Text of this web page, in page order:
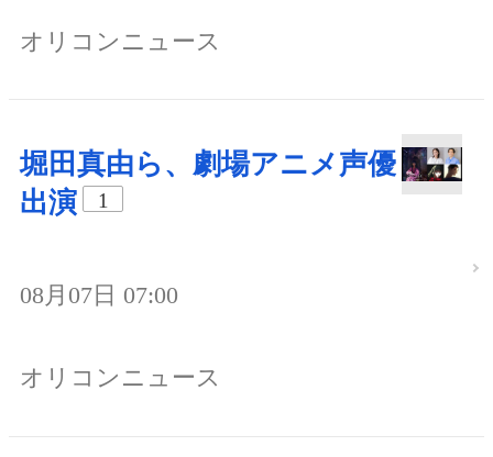
オリコンニュース
堀田真由ら、劇場アニメ声優
出演
1
08月07日 07:00
オリコンニュース